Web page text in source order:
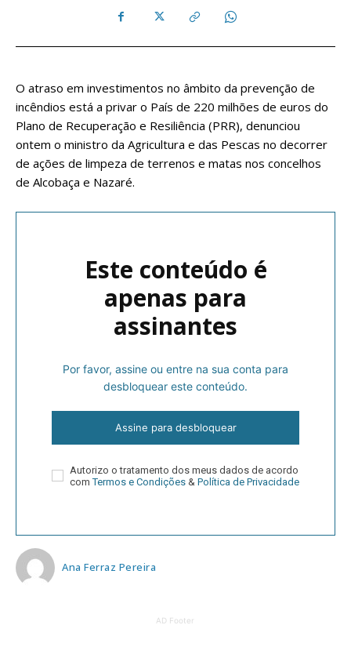
O atraso em investimentos no âmbito da prevenção de
incêndios está a privar o País de 220 milhões de euros do
Plano de Recuperação e Resiliência (PRR), denunciou
ontem o ministro da Agricultura e das Pescas no decorrer
de ações de limpeza de terrenos e matas nos concelhos
de Alcobaça e Nazaré.
Este conteúdo é
apenas para
assinantes
Por favor, assine ou entre na sua conta para
desbloquear este conteúdo.
Assine para desbloquear
Autorizo o tratamento dos meus dados de acordo
comTermos e Condições & Política de Privacidade
Ana Ferraz Pereira
AD Footer